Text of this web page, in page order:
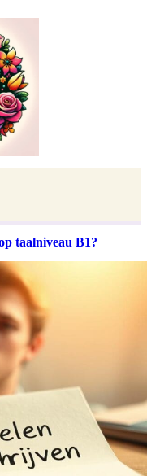
taalniveau B1?